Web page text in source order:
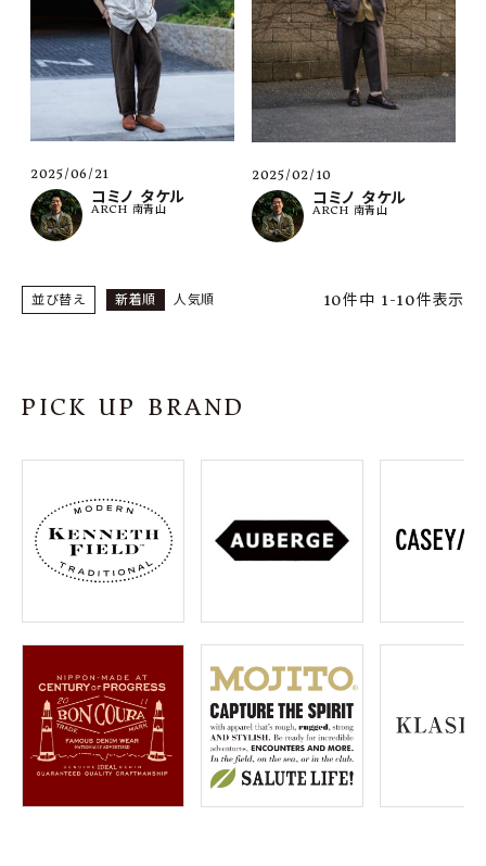
2025/06/21
コミノ タケル
ARCH 南青山
2025/02/10
コミノ タケル
ARCH 南青山
並び替え 新着順 人気順 10件中 1-10件表示
PICK UP BRAND